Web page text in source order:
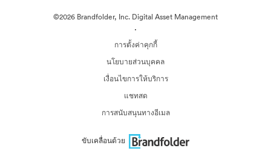
©2026 Brandfolder, Inc. Digital Asset Management
·
การตั้งค่าคุกกี้
นโยบายส่วนบุคคล
เงื่อนไขการให้บริการ
แชทสด
การสนับสนุนทางอีเมล
ขับเคลื่อนด้วย